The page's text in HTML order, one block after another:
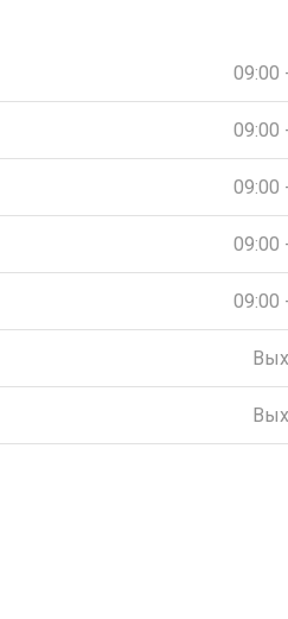
09:00
09:00
09:00
09:00
09:00